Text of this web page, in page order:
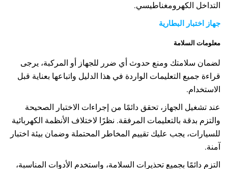
التداخل الكهرومغناطيسي.
جهاز اختبار البطارية
معلومات السلامة
لضمان سلامتك ومنع حدوث أي ضرر للجهاز أو المركبة، يرجى
قراءة جميع التعليمات الواردة في هذا الدليل واتباعها بعناية قبل
الاستخدام.
عند تشغيل الجهاز، تحقق دائمًا من إجراءات الاختبار الصحيحة
والتزم بدقة بالتعليمات المرفقة. نظرًا لاختلاف الأنظمة الكهربائية
للسيارات، يجب عليك تقييم المخاطر المحتملة وضمان بيئة اختبار
آمنة.
التزم دائمًا بجميع تحذيرات السلامة، واستخدم الأدوات المناسبة،